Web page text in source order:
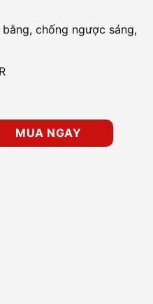
chống ngược sáng,
MUA NGAY